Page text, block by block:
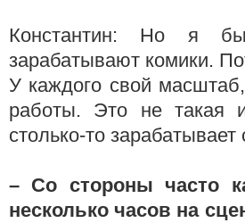
Константин: Но я
зарабатывают комики.
У каждого свой
работы. Это не такая
столько-то зарабатывает
– Со стороны часто
несколько часов на